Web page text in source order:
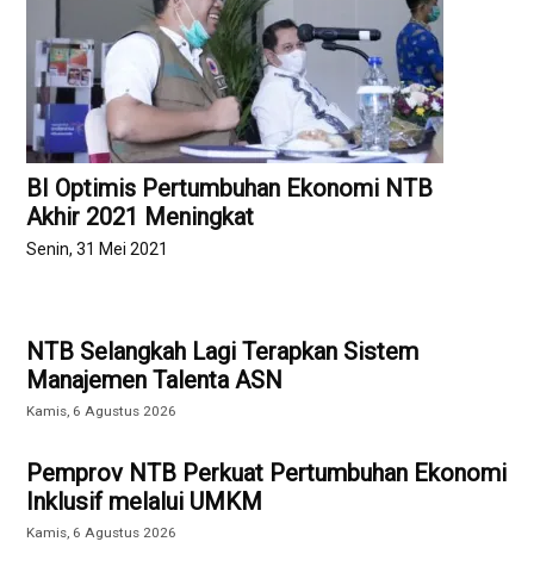
BI Optimis Pertumbuhan Ekonomi NTB
Akhir 2021 Meningkat
Senin, 31 Mei 2021
NTB Selangkah Lagi Terapkan Sistem
Manajemen Talenta ASN
Kamis, 6 Agustus 2026
Pemprov NTB Perkuat Pertumbuhan Ekonomi
Inklusif melalui UMKM
Kamis, 6 Agustus 2026